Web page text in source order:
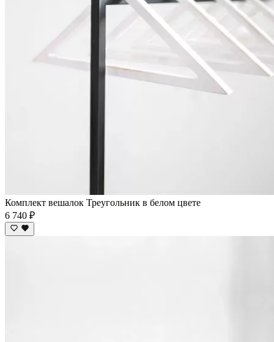
Комплект вешалок Треугольник в белом цвете
6 740 ₽